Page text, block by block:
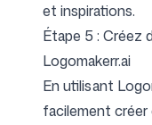
et inspirations.
Étape 5 : Créez
Logomakerr.ai
En utilisant
facilement